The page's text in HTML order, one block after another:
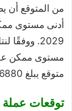
من المتوقع أن
متوقع يبلغ 0.6880 دولارًا.
توقعات عملة Bat في 2030